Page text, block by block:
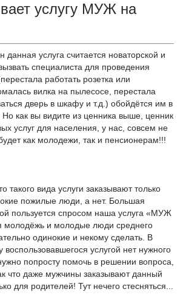
услугу МУЖ на
услуга считается новаторской и
специалиста для проведения
работать розетка или
вилка на пылесосе, перестала
дверь в шкафу и т.д.) обойдётся им в
как вы видите из ценника выше, ценник
услуг для населения, у нас, совсем не
как молодежи, так и пенсионерам!!!
такого вида услуги заказывают только
пожилые люди, а нет. Большая
пользуется спросом наша услуга «МУЖ
молодёжь и молодые люди среднего
одинокие и некому сделать. В
услугой нет нужного
попросту помочь в решении вопроса,
что даже мужчины заказывают данный
для родителей! Тут нечего стесняться...